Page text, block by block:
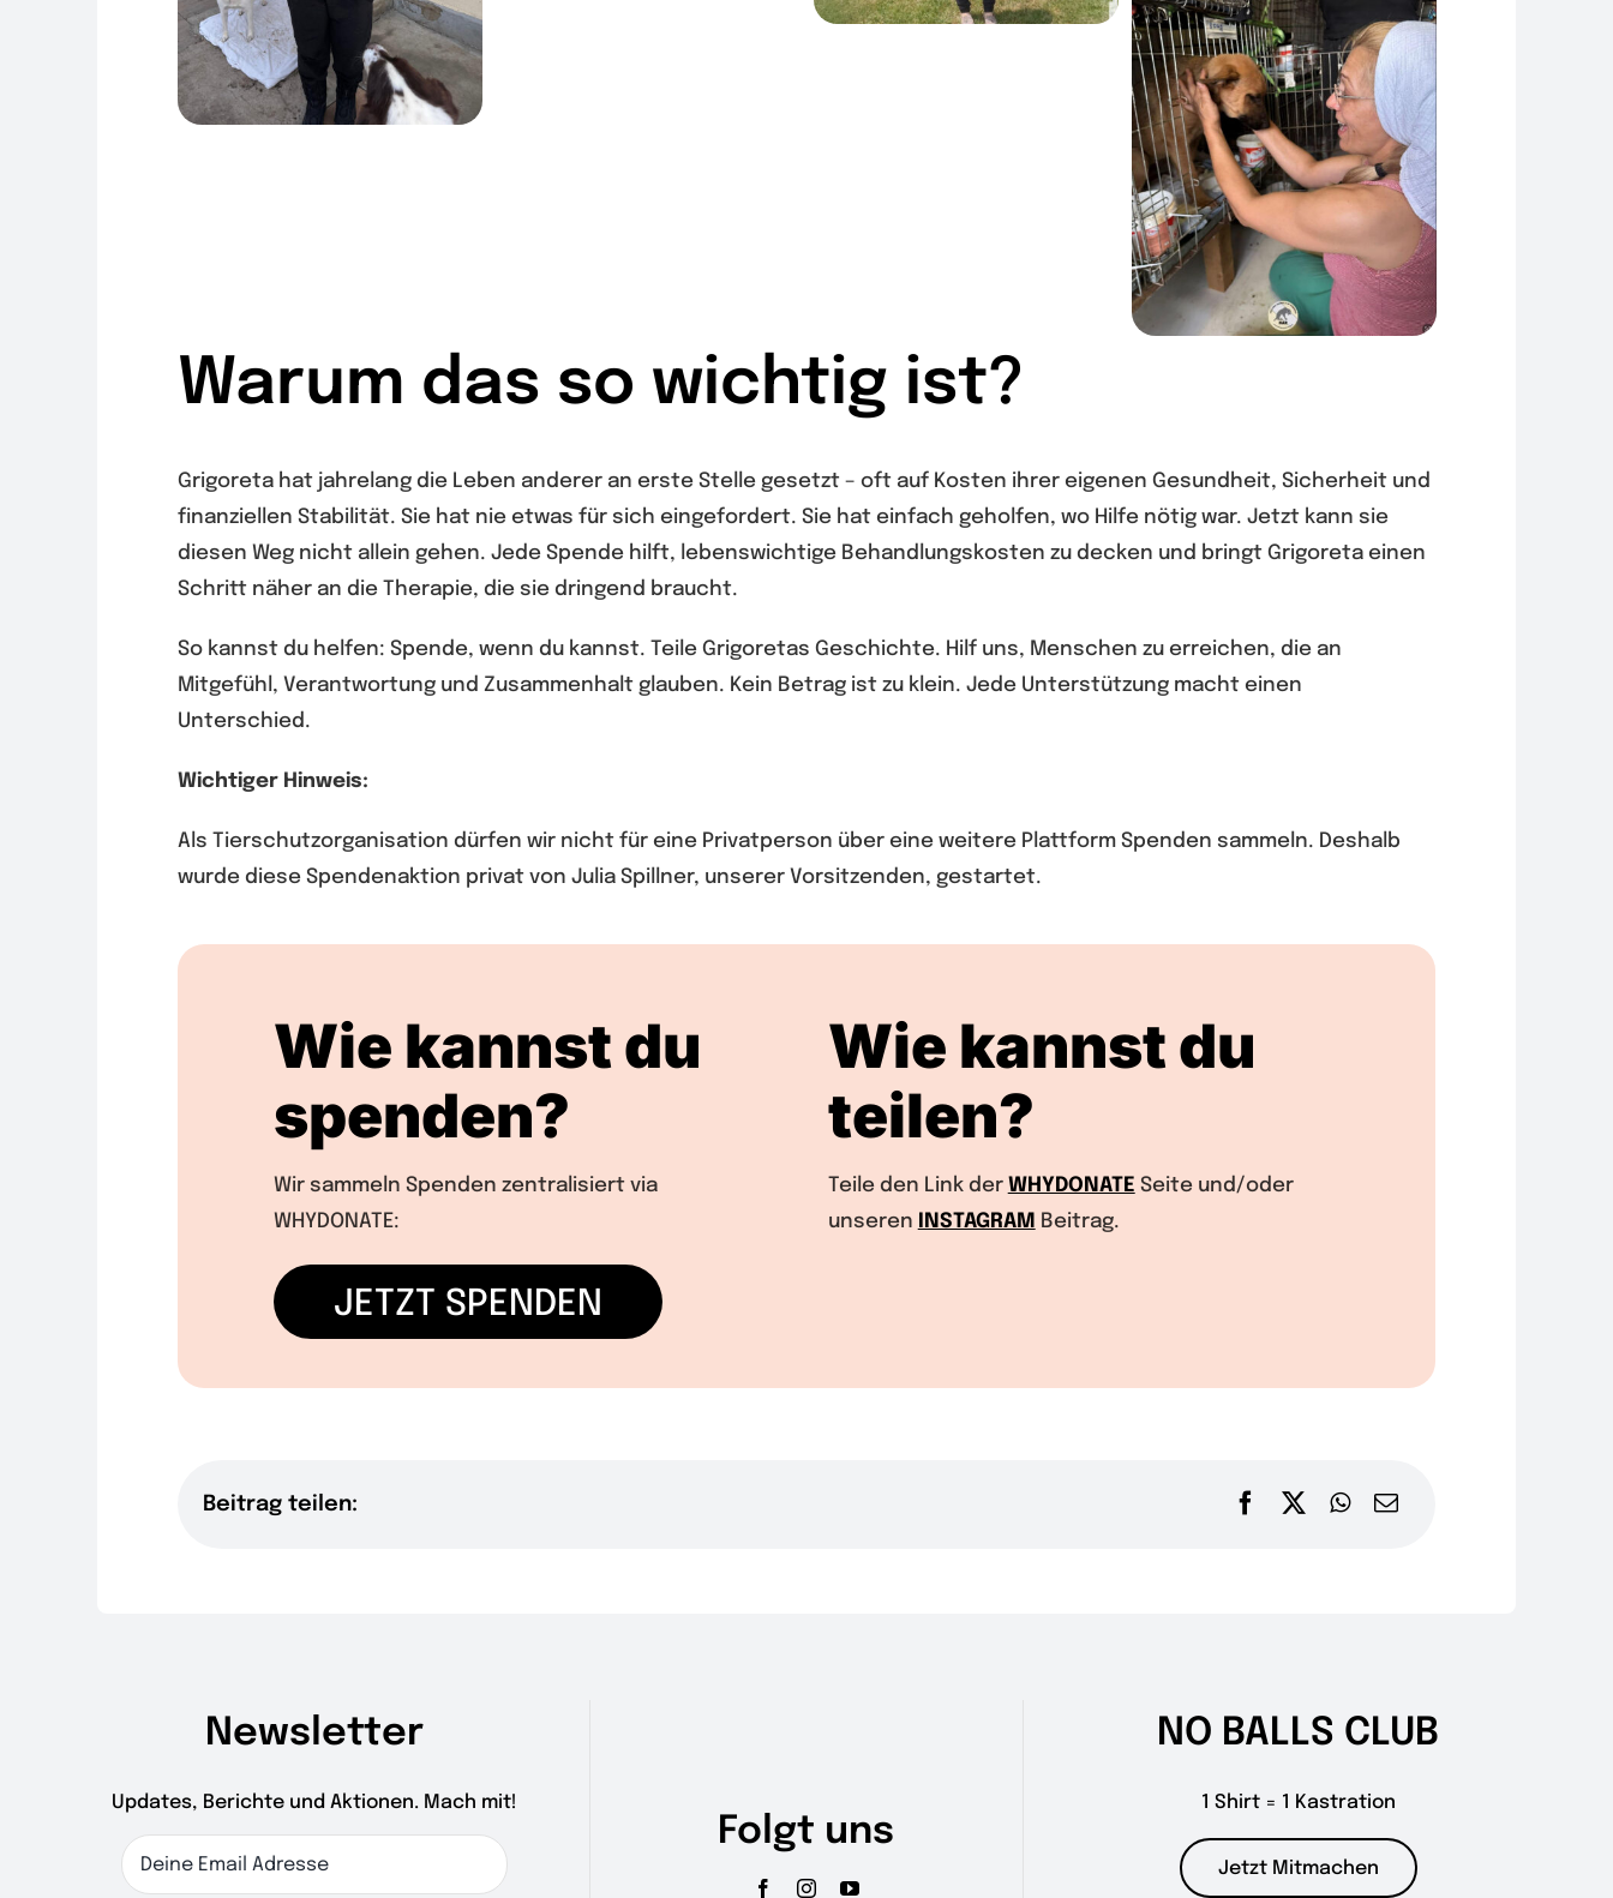
Warum das so wichtig ist?
Grigoreta hat jahrelang die Leben anderer an erste Stelle gesetzt – oft auf Kosten ihrer eigenen Gesundheit, Sicherheit und
finanziellen Stabilität. Sie hat nie etwas für sich eingefordert. Sie hat einfach geholfen, wo Hilfe nötig war. Jetzt kann sie
diesen Weg nicht allein gehen. Jede Spende hilft, lebenswichtige Behandlungskosten zu decken und bringt Grigoreta einen
Schritt näher an die Therapie, die sie dringend braucht.
So kannst du helfen: Spende, wenn du kannst. Teile Grigoretas Geschichte. Hilf uns, Menschen zu erreichen, die an
Mitgefühl, Verantwortung und Zusammenhalt glauben. Kein Betrag ist zu klein. Jede Unterstützung macht einen
Unterschied.
Wichtiger Hinweis:
Als Tierschutzorganisation dürfen wir nicht für eine Privatperson über eine weitere Plattform Spenden sammeln. Deshalb
wurde diese Spendenaktion privat von Julia Spillner, unserer Vorsitzenden, gestartet.
Wie kannst du
spenden?
Wir sammeln Spenden zentralisiert via
WHYDONATE:
JETZT SPENDEN
Wie kannst du
teilen?
Teile den Link der WHYDONATE Seite und/oder
unseren
INSTAGRAM Beitrag.
Beitrag teilen:
Newsletter
Updates, Berichte und Aktionen. Mach mit!
Folgt uns
NO BALLS CLUB
1 Shirt = 1 Kastration
Jetzt Mitmachen